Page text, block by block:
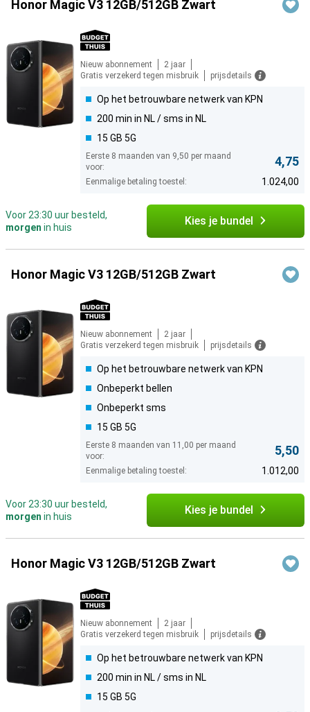
Honor Magic V3 12GB/512GB Zwart
Nieuw abonnement
2 jaar
Gratis verzekerd tegen misbruik
prijsdetails
Op het betrouwbare netwerk van KPN
200 min in NL / sms in NL
15 GB 5G
Eerste 8 maanden van 9,50 per maand
voor:
4,75
Eenmalige betaling toestel: 1.024,00
Voor 23:30 uur besteld,
morgen in huis Kies je bundel
Honor Magic V3 12GB/512GB Zwart
Nieuw abonnement
2 jaar
Gratis verzekerd tegen misbruik
prijsdetails
Op het betrouwbare netwerk van KPN
Onbeperkt bellen
Onbeperkt sms
15 GB 5G
Eerste 8 maanden van 11,00 per maand
voor:
5,50
Eenmalige betaling toestel: 1.012,00
Voor 23:30 uur besteld,
morgen in huis Kies je bundel
Honor Magic V3 12GB/512GB Zwart
Nieuw abonnement
2 jaar
Gratis verzekerd tegen misbruik
prijsdetails
Op het betrouwbare netwerk van KPN
200 min in NL / sms in NL
15 GB 5G